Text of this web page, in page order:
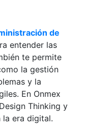
de
entender las
te permite
la gestión
y la
En Onmex
Thinking y
la era digital.